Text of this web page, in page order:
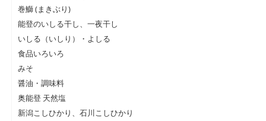
巻鰤 (まきぶり)
能登のいしる干し、一夜干し
いしる（いしり）・よしる
食品いろいろ
みそ
醤油・調味料
奥能登 天然塩
新潟こしひかり、石川こしひかり